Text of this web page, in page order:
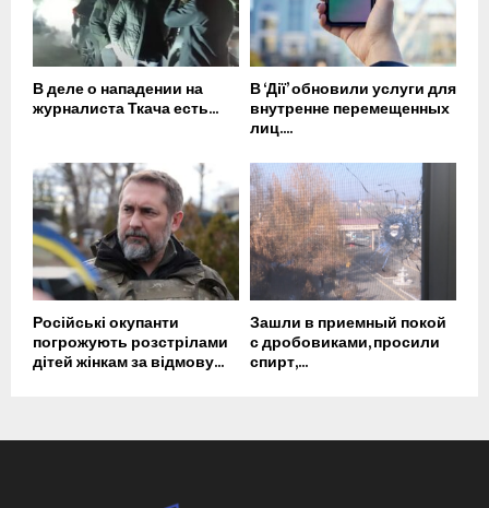
В деле о нападении на
журналиста Ткача есть...
В ‘Дії’ обновили услуги для
внутренне перемещенных
лиц....
Російські окупанти
погрожують розстрілами
дітей жінкам за відмову...
Зашли в приемный покой
с дробовиками, просили
спирт,...